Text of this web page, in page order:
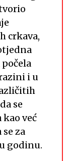
crkava,
i u
se
već
za
godinu.